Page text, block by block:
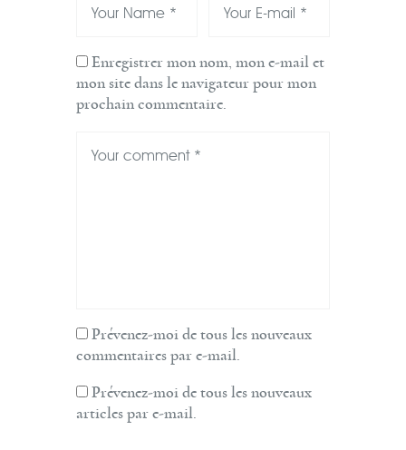
Enregistrer mon nom, mon e-mail et
mon site dans le navigateur pour mon
prochain commentaire.
Prévenez-moi de tous les nouveaux
commentaires par e-mail.
Prévenez-moi de tous les nouveaux
articles par e-mail.